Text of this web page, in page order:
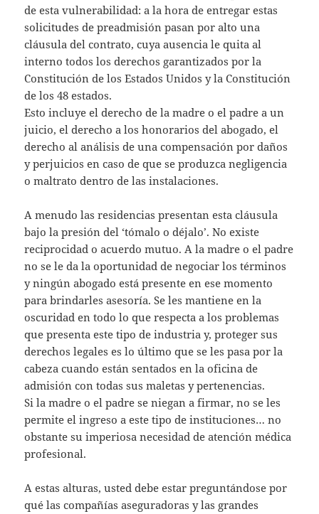
de esta vulnerabilidad: a la hora de entregar estas
solicitudes de preadmisión pasan por alto una
cláusula del contrato, cuya ausencia le quita al
interno todos los derechos garantizados por la
Constitución de los Estados Unidos y la Constitución
de los 48 estados.
Esto incluye el derecho de la madre o el padre a un
juicio, el derecho a los honorarios del abogado, el
derecho al análisis de una compensación por daños
y perjuicios en caso de que se produzca negligencia
o maltrato dentro de las instalaciones.
A menudo las residencias presentan esta cláusula
bajo la presión del ‘tómalo o déjalo’. No existe
reciprocidad o acuerdo mutuo. A la madre o el padre
no se le da la oportunidad de negociar los términos
y ningún abogado está presente en ese momento
para brindarles asesoría. Se les mantiene en la
oscuridad en todo lo que respecta a los problemas
que presenta este tipo de industria y, proteger sus
derechos legales es lo último que se les pasa por la
cabeza cuando están sentados en la oficina de
admisión con todas sus maletas y pertenencias.
Si la madre o el padre se niegan a firmar, no se les
permite el ingreso a este tipo de instituciones… no
obstante su imperiosa necesidad de atención médica
profesional.
A estas alturas, usted debe estar preguntándose por
qué las compañías aseguradoras y las grandes